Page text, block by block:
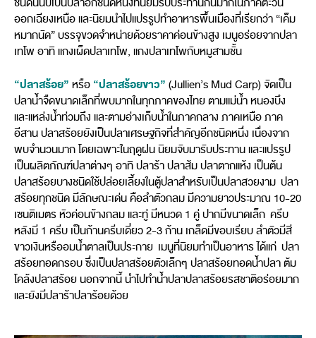
ออกเฉียงเหนือ และนิยมนำไปแปรรูปทำอาหารพื้นเมืองที่เรียกว่า “เค็ม
หมากนัด” บรรจุขวดจำหน่ายด้วยราคาค่อนข้างสูง เมนูอร่อยจากปลา
เทโพ อาทิ แกงเผ็ดปลาเทโพ, แกงปลาเทโพกับหมูสามชั้น
“ปลาสร้อย” หรือ “ปลาสร้อยขาว” (Jullien’s Mud Carp) จัดเป็น
ปลาน้ำจืดขนาดเล็กที่พบมากในทุกภาคของไทย ตามแม่น้ำ หนองบึง
และแหล่งน้ำท่วมถึง และตามอ่างเก็บน้ำในภาคกลาง ภาคเหนือ ภาค
อีสาน ปลาสร้อยยังเป็นปลาเศรษฐกิจที่สำคัญอีกชนิดหนึ่ง เนื่องจาก
พบจำนวนมาก โดยเฉพาะในฤดูฝน นิยมจับมารับประทาน และแปรรูป
เป็นผลิตภัณฑ์ปลาต่างๆ อาทิ ปลาร้า ปลาส้ม ปลาตากแห้ง เป็นต้น
ปลาสร้อยบางชนิดใช้ปล่อยเลี้ยงในตู้ปลาสำหรับเป็นปลาสวยงาม ปลา
สร้อยทุกชนิด มีลักษณะเด่น คือลำตัวกลม มีความยาวประมาณ 10-20
เซนติเมตร หัวค่อนข้างกลม และทู่ มีหนวด 1 คู่ ปากมีขนาดเล็ก ครีบ
หลังมี 1 ครีบ เป็นก้านครีบเดี่ยว 2-3 ก้าน เกล็ดมีขอบเรียบ ลำตัวมีสี
ขาวเงินหรืออมน้ำตาลเป็นประกาย เมนูที่นิยมทำเป็นอาหาร ได้แก่ ปลา
สร้อยทอดกรอบ ซึ่งเป็นปลาสร้อยตัวเล็กๆ ปลาสร้อยทอดน้ำปลา ต้ม
โคล้งปลาสร้อย นอกจากนี้ นำไปทำน้ำปลาปลาสร้อยรสชาติอร่อยมาก
และยังมีปลาร้าปลาร้อยด้วย